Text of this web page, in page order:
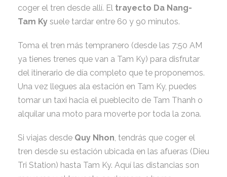
coger el tren desde allí. El trayecto Da Nang-
Tam Ky suele tardar entre 60 y 90 minutos.
Toma el tren más tempranero (desde las 7:50 AM
ya tienes trenes que van a Tam Ky) para disfrutar
del itinerario de día completo que te proponemos.
Una vez llegues ala estación en Tam Ky, puedes
tomar un taxi hacia el pueblecito de Tam Thanh o
alquilar una moto para moverte por toda la zona.
Si viajas desde Quy Nhon, tendrás que coger el
tren desde su estación ubicada en las afueras (Dieu
Tri Station) hasta Tam Ky. Aquí las distancias son